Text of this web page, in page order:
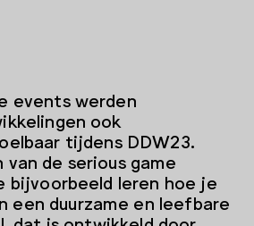
events werden
ook
tijdens DDW23.
de serious game
bijvoorbeeld leren hoe je
een duurzame en leefbare